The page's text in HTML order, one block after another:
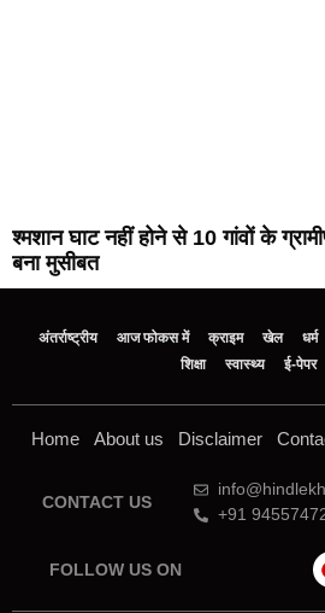
श्मशान घाट नहीं होने से 10 गांवों के
बना मुसीबत
अंतर्राष्ट्रीय आज फोकस में क्राइम खेल धर्म
शिक्षा
स्वास्थ्य ई-पेपर
Home About us Disclaimer
CONTACT US
+91
FOLLOW US ON